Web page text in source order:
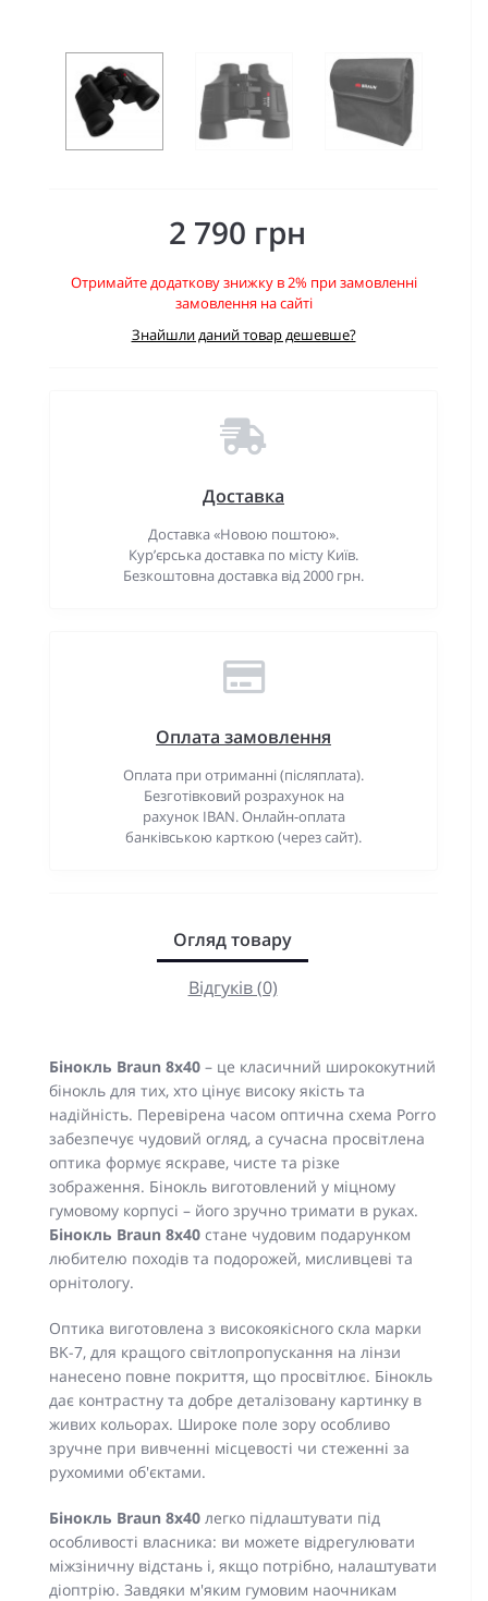
2 790 грн
Отримайте додаткову знижку в 2% при замовленні
замовлення на сайті
Знайшли даний товар дешевше?
Доставка
Доставка «Новою поштою».
Кур’єрська доставка по місту Київ.
Безкоштовна доставка від 2000 грн.
Оплата замовлення
Оплата при отриманні (післяплата).
Безготівковий розрахунок на
рахунок IBAN. Онлайн-оплата
банківською карткою (через сайт).
Огляд товару
Відгуків (0)
Бінокль Braun 8x40 – це класичний ширококутний
бінокль для тих, хто цінує високу якість та
надійність. Перевірена часом оптична схема Porro
забезпечує чудовий огляд, а сучасна просвітлена
оптика формує яскраве, чисте та різке
зображення. Бінокль виготовлений у міцному
гумовому корпусі – його зручно тримати в руках.
Бінокль Braun 8x40 стане чудовим подарунком
любителю походів та подорожей, мисливцеві та
орнітологу.
Оптика виготовлена з високоякісного скла марки
BK-7, для кращого світлопропускання на лінзи
нанесено повне покриття, що просвітлює. Бінокль
дає контрастну та добре деталізовану картинку в
живих кольорах. Широке поле зору особливо
зручне при вивченні місцевості чи стеженні за
рухомими об'єктами.
Бінокль Braun 8x40 легко підлаштувати під
особливості власника: ви можете відрегулювати
міжзіничну відстань і, якщо потрібно, налаштувати
діоптрію. Завдяки м'яким гумовим наочникам